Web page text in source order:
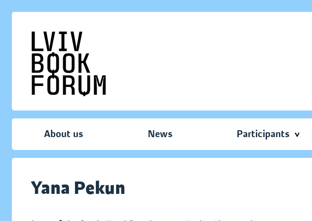
About us News Participants
Yana Pekun